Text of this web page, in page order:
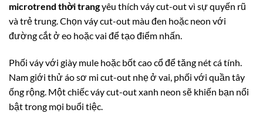
microtrend thời trangyêu thích váy cut-out vì sự quyến rũ
và trẻ trung. Chọn váy cut-out màu đen hoặc neon với
đường cắt ở eo hoặc vai để tạo điểm nhấn.
Phối váy với giày mule hoặc bốt cao cổ để tăng nét cá tính.
Nam giới thử áo sơ mi cut-out nhẹ ở vai, phối với quần tây
ống rộng. Một chiếc váy cut-out xanh neon sẽ khiến bạn nổi
bật trong mọi buổi tiệc.